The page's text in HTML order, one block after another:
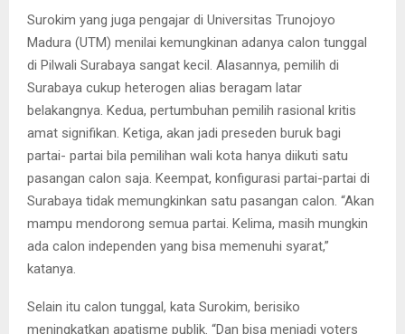
Surokim yang juga pengajar di Universitas Trunojoyo
Madura (UTM) menilai kemungkinan adanya calon tunggal
di Pilwali Surabaya sangat kecil. Alasannya, pemilih di
Surabaya cukup heterogen alias beragam latar
belakangnya. Kedua, pertumbuhan pemilih rasional kritis
amat signifikan. Ketiga, akan jadi preseden buruk bagi
partai- partai bila pemilihan wali kota hanya diikuti satu
pasangan calon saja. Keempat, konfigurasi partai-partai di
Surabaya tidak memungkinkan satu pasangan calon. “Akan
mampu mendorong semua partai. Kelima, masih mungkin
ada calon independen yang bisa memenuhi syarat,”
katanya.
Selain itu calon tunggal, kata Surokim, berisiko
meningkatkan apatisme publik. “Dan bisa menjadi voters